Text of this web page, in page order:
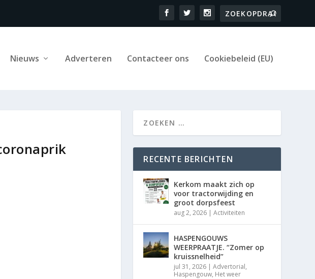
Nieuws Adverteren Contacteer ons Cookiebeleid (EU)
RECENTE BERICHTEN
Kerkom maakt zich op
voor tractorwijding en
groot dorpsfeest
aug 2, 2026 |Activiteiten
HASPENGOUWS
WEERPRAATJE. “Zomer op
kruissnelheid”
jul 31, 2026 |Advertorial,
Haspengouw, Het weer